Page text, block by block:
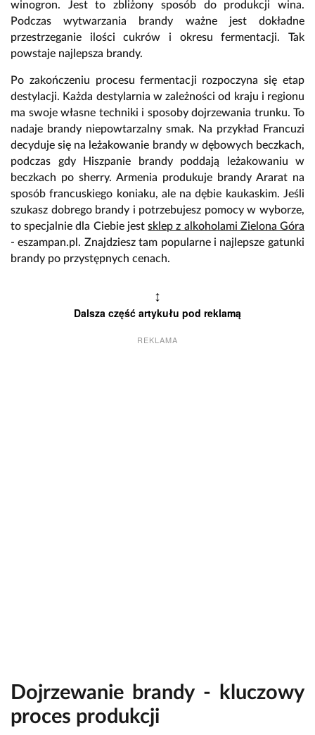
winogron. Jest to zbliżony sposób do produkcji wina.
Podczas wytwarzania brandy ważne jest dokładne
przestrzeganie ilości cukrów i okresu fermentacji. Tak
powstaje najlepsza brandy.
Po zakończeniu procesu fermentacji rozpoczyna się etap
destylacji. Każda destylarnia w zależności od kraju i regionu
ma swoje własne techniki i sposoby dojrzewania trunku. To
nadaje brandy niepowtarzalny smak. Na przykład Francuzi
decyduje się na leżakowanie brandy w dębowych beczkach,
podczas gdy Hiszpanie brandy poddają leżakowaniu w
beczkach po sherry. Armenia produkuje brandy Ararat na
sposób francuskiego koniaku, ale na dębie kaukaskim. Jeśli
szukasz dobrego brandy i potrzebujesz pomocy w wyborze,
to specjalnie dla Ciebie jestsklep z alkoholami Zielona Góra
- eszampan.pl. Znajdziesz tam popularne i najlepsze gatunki
brandy po przystępnych cenach.
↕
Dalsza część artykułu pod reklamą
REKLAMA
Dojrzewanie brandy - kluczowy
proces produkcji